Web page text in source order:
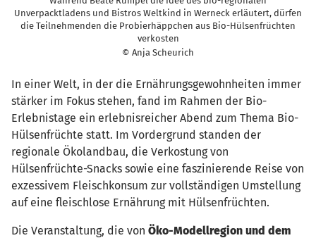
Unverpacktladens und Bistros Weltkind in Werneck erläutert, dürfen
die Teilnehmenden die Probierhäppchen aus Bio-Hülsenfrüchten
verkosten
© Anja Scheurich
In einer Welt, in der die Ernährungsgewohnheiten immer
stärker im Fokus stehen, fand im Rahmen der Bio-
Erlebnistage ein erlebnisreicher Abend zum Thema Bio-
Hülsenfrüchte statt. Im Vordergrund standen der
regionale Ökolandbau, die Verkostung von
Hülsenfrüchte-Snacks sowie eine faszinierende Reise von
exzessivem Fleischkonsum zur vollständigen Umstellung
auf eine fleischlose Ernährung mit Hülsenfrüchten.
Die Veranstaltung, die von Öko-Modellregion und dem